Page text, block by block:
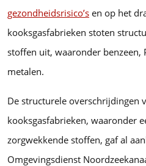
gezondheidsrisico’s en op het
kooksgasfabrieken stoten
stoffen uit, waaronder benzeen,
metalen.
De structurele overschrijdingen
kooksgasfabrieken, waaronder
zorgwekkende stoffen, gaf al
Omgevingsdienst